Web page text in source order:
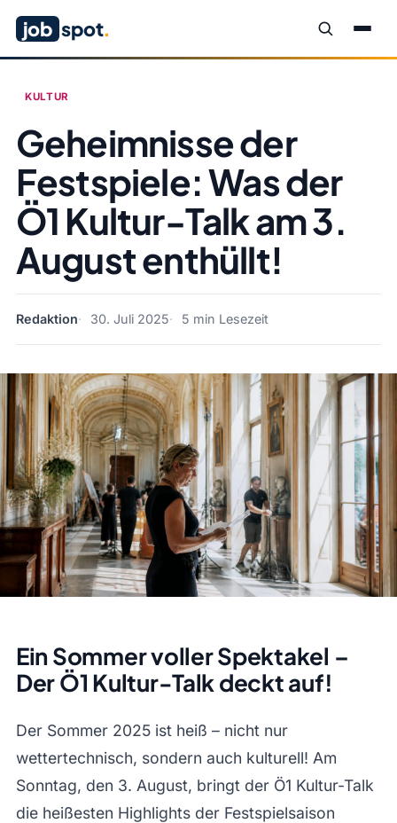
job spot.
KULTUR
Geheimnisse der
Festspiele: Was der
Ö1 Kultur-Talk am 3.
August enthüllt!
Redaktion 30. Juli 2025 5 min Lesezeit
Ein Sommer voller Spektakel –
Der Ö1 Kultur-Talk deckt auf!
Der Sommer 2025 ist heiß – nicht nur
wettertechnisch, sondern auch kulturell! Am
Sonntag, den 3. August, bringt der Ö1 Kultur-Talk
die heißesten Highlights der Festspielsaison